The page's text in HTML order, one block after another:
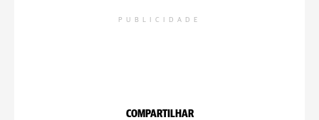
PUBLICIDADE
COMPARTILHAR